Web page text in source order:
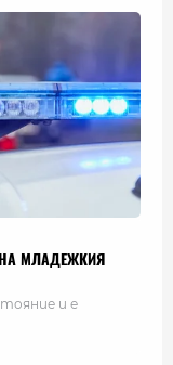
МЛАДЕЖКИЯ
и е